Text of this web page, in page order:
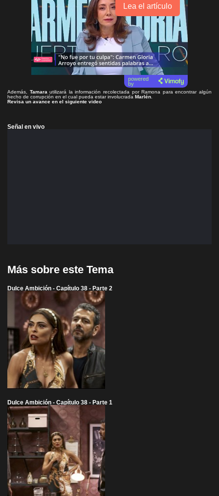
Lea el artículo
powered
by
Además, Tamara utilizará la información recolectada por Ramona para encontrar algún
hecho de corrupción en el cual pueda estar involucrada Marlén
Revisa un avance en el siguiente video
Señal en vivo
Más sobre este Tema
Dulce Ambición - Capítulo 38 - Parte 2
Dulce Ambición - Capítulo 38 - Parte 1